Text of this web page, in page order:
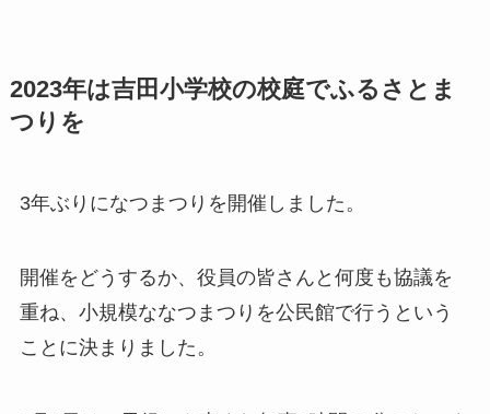
2023年は吉田小学校の校庭でふるさとま
つりを
3年ぶりになつまつりを開催しました。
開催をどうするか、役員の皆さんと何度も協議を
重ね、小規模ななつまつりを公民館で行うという
ことに決まりました。